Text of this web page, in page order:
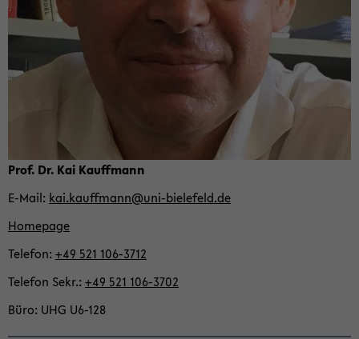
Prof. Dr. Kai Kauffmann
E-​Mail kai.kauffmann@uni-​bielefeld.de
Home­page
Te­le­fon +49 521 106-​3712
Te­le­fon Sekr. +49 521 106-​3702
Büro UHG U6-​128